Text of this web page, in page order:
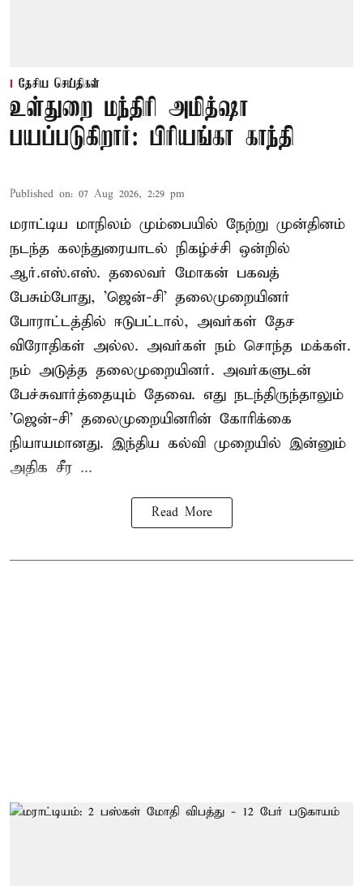
தேசிய செய்திகள்
உள்துறை மந்திரி அமித்ஷா
பயப்படுகிறார்: பிரியங்கா காந்தி
Published on: 07 Aug 2026, 2:29 pm
மராட்டிய மாநிலம் மும்பையில் நேற்று முன்தினம்
நடந்த கலந்துரையாடல் நிகழ்ச்சி ஒன்றில்
ஆர்.எஸ்.எஸ். தலைவர் மோகன் பகவத்
பேசும்போது, 'ஜென்-சி' தலைமுறையினர்
போராட்டத்தில் ஈடுபட்டால், அவர்கள் தேச
விரோதிகள் அல்ல. அவர்கள் நம் சொந்த மக்கள்.
நம் அடுத்த தலைமுறையினர். அவர்களுடன்
பேச்சுவார்த்தையும் தேவை. எது நடந்திருந்தாலும்
'ஜென்-சி' தலைமுறையினரின் கோரிக்கை
நியாயமானது. இந்திய கல்வி முறையில் இன்னும்
அதிக சீர ...
Read More